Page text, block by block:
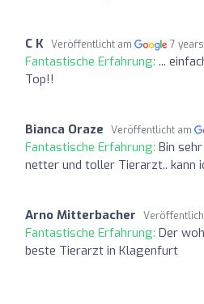
C K Veröffentlicht am 7
Fantastische Erfahrung: ...
Top!!
Bianca Oraze Veröffentlicht am
Fantastische Erfahrung: Bin
netter und toller Tierarzt.. kann
Arno Mitterbacher
Fantastische Erfahrung: Der
beste Tierarzt in Klagenfurt